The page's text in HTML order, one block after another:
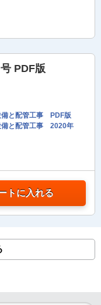
PDF版
備と配管工事 PDF版
備と配管工事 2020年
トに入れる